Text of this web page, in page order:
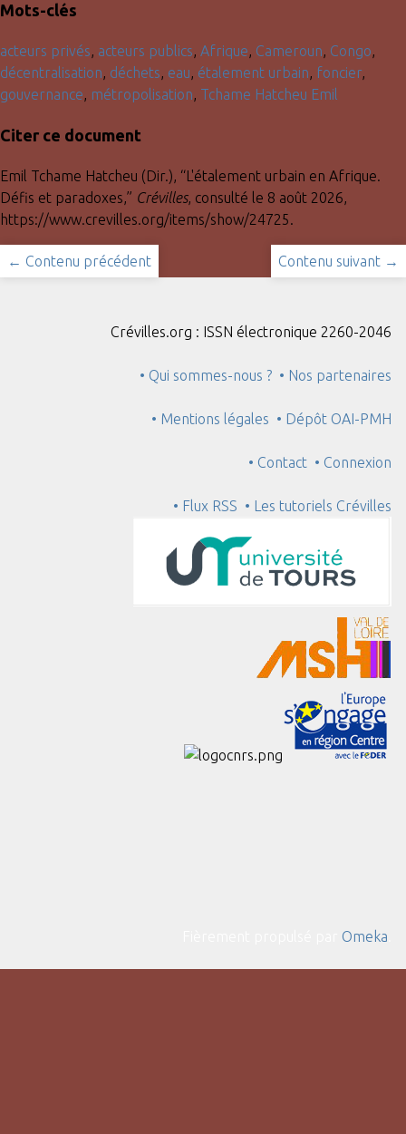
Mots-clés
acteurs privés, acteurs publics, Afrique, Cameroun, Congo,
décentralisation, déchets, eau, étalement urbain, foncier,
gouvernance, métropolisation, Tchame Hatcheu Emil
Citer ce document
Emil Tchame Hatcheu (Dir.), “L'étalement urbain en Afrique.
Défis et paradoxes,” Crévilles, consulté le 8 août 2026,
https://www.crevilles.org/items/show/24725.
← Contenu précédent Contenu suivant →
Crévilles.org : ISSN électronique 2260-2046
• Qui sommes-nous ? • Nos partenaires
• Mentions légales • Dépôt OAI-PMH
• Contact • Connexion
• Flux RSS • Les tutoriels Crévilles
Omeka